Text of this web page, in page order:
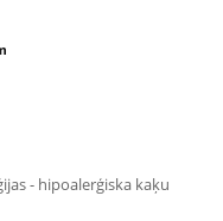
- hipoalerģiska kaķu